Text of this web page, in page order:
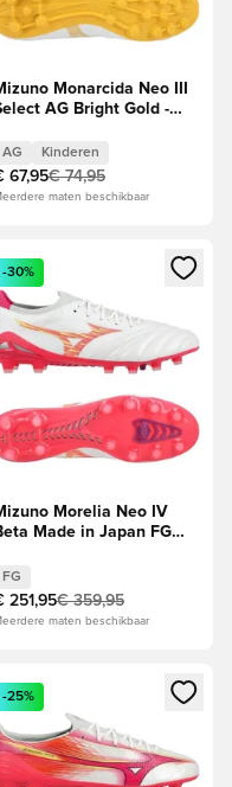
Monarcida Neo III
AG Bright Gold -
AG Kinderen
67,95€ 74,95
maten beschikbaar
of je aan te melden als
een venster om in te
-30%
Morelia Neo IV
Made in Japan FG
Tetra/Roze
FG
251,95€ 359,95
maten beschikbaar
of je aan te melden als
een venster om in te
-25%